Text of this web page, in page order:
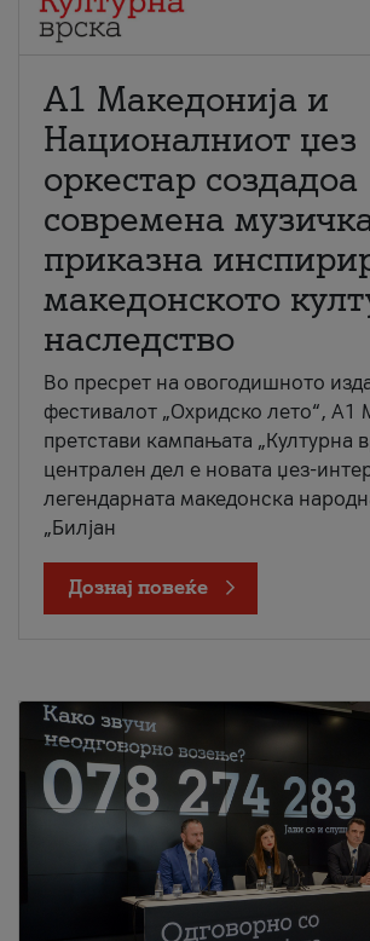
А1 Македонија и
Националниот џез
оркестар создадоа
современа
приказна
македонското
наследство
Во пресрет на овогодишното
фестивалот „Охридско лето“, А1
претстави кампањата „Културна
централен дел е новата џез-
легендарната македонска
„Билјан
Дознај повеќе